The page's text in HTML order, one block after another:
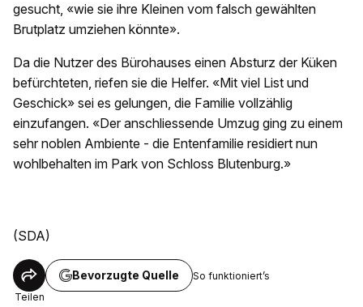
gesucht, «wie sie ihre Kleinen vom falsch gewählten
Brutplatz umziehen könnte».
Da die Nutzer des Bürohauses einen Absturz der Küken
befürchteten, riefen sie die Helfer. «Mit viel List und
Geschick» sei es gelungen, die Familie vollzählig
einzufangen. «Der anschliessende Umzug ging zu einem
sehr noblen Ambiente - die Entenfamilie residiert nun
wohlbehalten im Park von Schloss Blutenburg.»
(SDA)
Teilen
Bevorzugte Quelle So funktioniert’s